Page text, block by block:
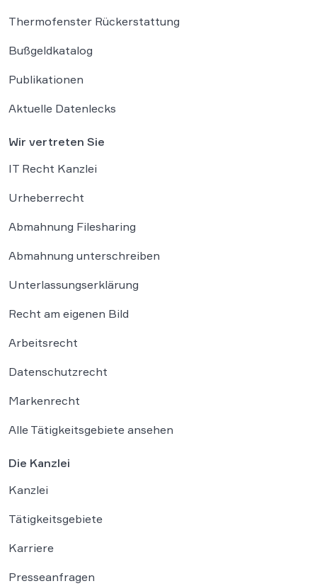
Thermofenster Rückerstattung
Bußgeldkatalog
Publikationen
Aktuelle Datenlecks
Wir vertreten Sie
IT Recht Kanzlei
Urheberrecht
Abmahnung Filesharing
Abmahnung unterschreiben
Unterlassungserklärung
Recht am eigenen Bild
Arbeitsrecht
Datenschutzrecht
Markenrecht
Alle Tätigkeitsgebiete ansehen
Die Kanzlei
Kanzlei
Tätigkeitsgebiete
Karriere
Presseanfragen